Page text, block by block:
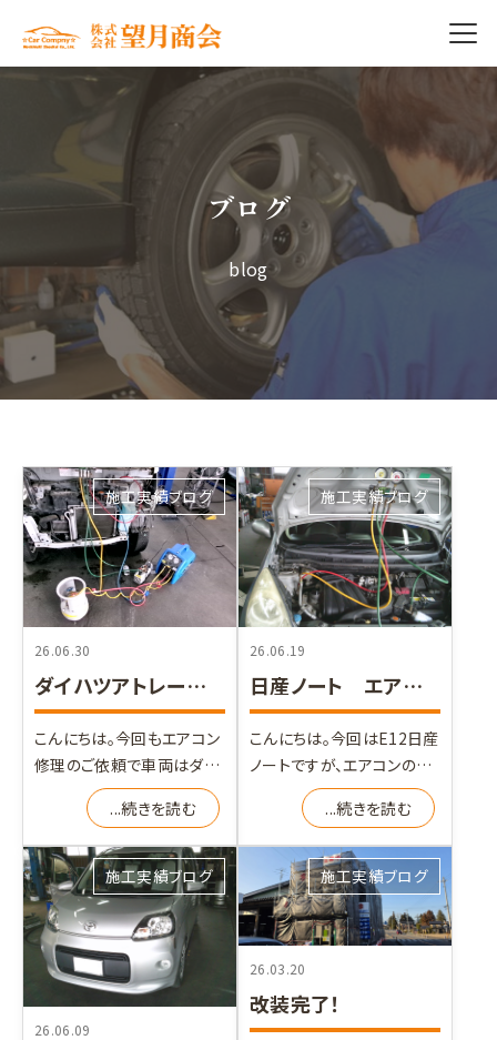
ブログ
blog
26.06.30
ダイハツアトレー エアコン効かない
施工実績ブログ
こんにちは。今回もエアコン
修理のご依頼で車両はダイ
ハツアトレーです。 S331Gの
ダイハツアトレー...続きを読む
26.06.19
日産ノート エアコン修理
施工実績ブログ
こんにちは。今回はE12日産
ノートですが、エアコンの風
が温く車内が冷えないと修
理依頼をいただきました
...続きを読む
26.06.09
施工実績ブログ
26.03.20
改装完了！
施工実績ブログ